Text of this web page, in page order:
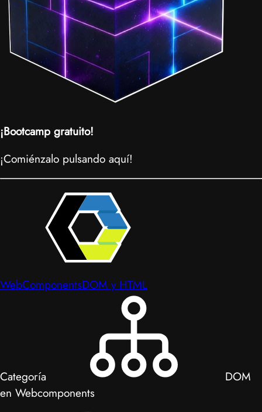
¡Bootcamp gratuito!
¡Comiénzalo pulsando aquí!
WebComponentsDOM y HTML
Categoría
DOM
en Webcomponents